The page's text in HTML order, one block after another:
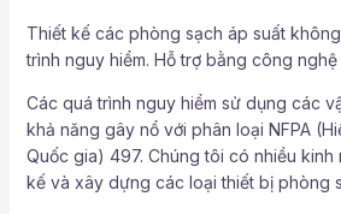
Thiết kế các phòng sạch áp suất
trình nguy hiểm. Hỗ trợ bằng công
Các quá trình nguy hiểm sử dụng các
khả năng gây nổ với phân loại NFPA
Quốc gia) 497. Chúng tôi có nhiều kinh
kế và xây dựng các loại thiết bị phòng